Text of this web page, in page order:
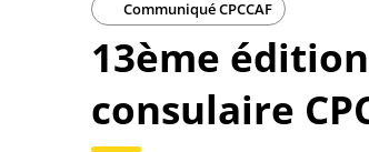
Communiqué CPCCAF
13ème
consulaire